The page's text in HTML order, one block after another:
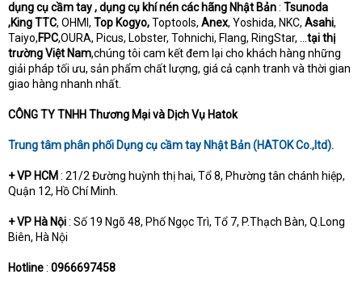
dụng cụ cầm tay , dụng cụ khí nén các hãng Nhật Bản: Tsunoda
,King TTC, OHMI, Top Kogyo,Toptools, Anex, Yoshida, NKC, Asahi,
Taiyo,FPC,OURA, Picus, Lobster, Tohnichi, Flang, RingStar, …tại thị
trường Việt Nam,chúng tôi cam kết đem lại cho khách hàng những
giải pháp tối ưu, sản phẩm chất lượng, giá cả cạnh tranh và thời gian
giao hàng nhanh nhất.
CÔNG TY TNHH Thương Mại và Dịch Vụ Hatok
Trung tâm phân phối Dụng cụ cầm tay Nhật Bản (HATOK Co.,ltd).
+ VP HCM : 21/2 Đường huỳnh thị hai, Tổ 8, Phường tân chánh hiệp,
Quận 12, Hồ Chí Minh.
+ VP Hà Nội: Số 19 Ngõ 48, Phố Ngọc Trì, Tổ 7, P.Thạch Bàn, Q.Long
Biên, Hà Nội
Hotline: 0966697458